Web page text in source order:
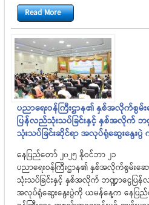
Read More
ပညာရေးဝန်ကြီးဌာန၏ နှစ်အလိုက်စွမ်
ပြန်လည်သုံးသပ်ခြင်းနှင့် နှစ်အလိုက် ဘ
သုံးသပ်ခြင်းဆိုင်ရာ အလုပ်ရုံဆွေးနွေးပွဲ
နေပြည်တော် ၂၀၂၅ နိုဝင်ဘာ ၂၁
ပညာရေးဝန်ကြီးဌာန၏ နှစ်အလိုက်စွမ်းဆ
သုံးသပ်ခြင်းနှင့် နှစ်အလိုက် ဘဏ္ဍာငွေပြန်
အလုပ်ရုံဆွေးနွေးပွဲကို ယမန်နေ့က နေပြည်